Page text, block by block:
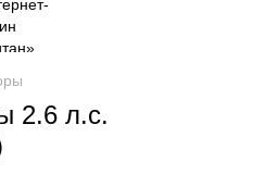
2.6 л.с.